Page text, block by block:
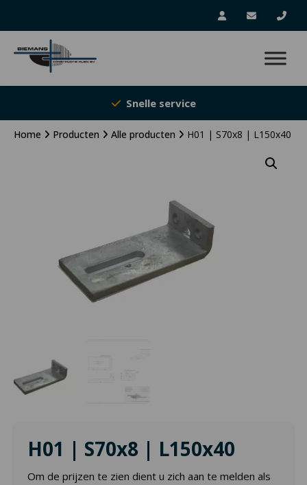
Snelle service
Home Producten Alle producten H01 | S70x8 | L150x40
H01 | S70x8 | L150x40
Om de prijzen te zien dient u zich aan te melden als